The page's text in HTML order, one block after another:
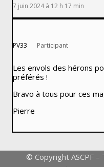
7 juin 2024 à 12 h 17 min
PV33 Participant
Les envols des hérons
préférés !
Bravo à tous pour ces
Pierre
© Copyright ASCPF